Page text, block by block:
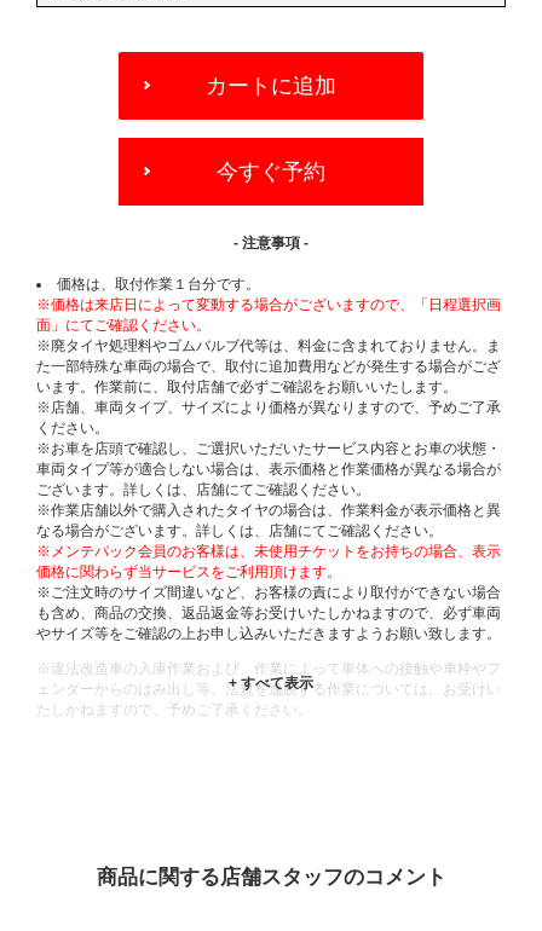
OPTIONS
カートに追加
今すぐ予約
- 注意事項 -
価格は、取付作業１台分です。
※価格は来店日によって変動する場合がございますので、「日程選択画
面」にてご確認ください。
※廃タイヤ処理料やゴムバルブ代等は、料金に含まれておりません。ま
た一部特殊な車両の場合で、取付に追加費用などが発生する場合がござ
います。作業前に、取付店舗で必ずご確認をお願いいたします。
※店舗、車両タイプ、サイズにより価格が異なりますので、予めご了承
ください。
※お車を店頭で確認し、ご選択いただいたサービス内容とお車の状態・
車両タイプ等が適合しない場合は、表示価格と作業価格が異なる場合が
ございます。詳しくは、店舗にてご確認ください。
※作業店舗以外で購入されたタイヤの場合は、作業料金が表示価格と異
なる場合がございます。詳しくは、店舗にてご確認ください。
※メンテパック会員のお客様は、未使用チケットをお持ちの場合、表示
価格に関わらず当サービスをご利用頂けます。
※ご注文時のサイズ間違いなど、お客様の責により取付ができない場合
も含め、商品の交換、返品返金等お受けいたしかねますので、必ず車両
やサイズ等をご確認の上お申し込みいただきますようお願い致します。
※違法改造車の入庫作業および、作業によって車体への接触や車枠やフ
ェンダーからのはみ出し等、法規を逸脱する作業については、お受けい
たしかねますので、予めご了承ください。
商品に関する店舗スタッフのコメント